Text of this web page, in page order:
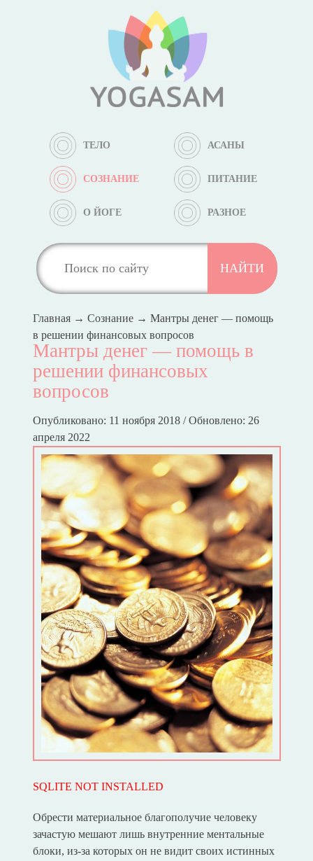
ТЕЛО АСАНЫ
СОЗНАНИЕ ПИТАНИЕ
О ЙОГЕ РАЗНОЕ
Главная→ Сознание→ Мантры денег — помощь
в решении финансовых вопросов
Мантры денег — помощь в
решении финансовых
вопросов
Опубликовано: 11 ноября 2018 / Обновлено: 26
апреля 2022
SQLITE NOT INSTALLED
Обрести материальное благополучие человеку
зачастую мешают лишь внутренние ментальные
блоки, из-за которых он не видит своих истинных